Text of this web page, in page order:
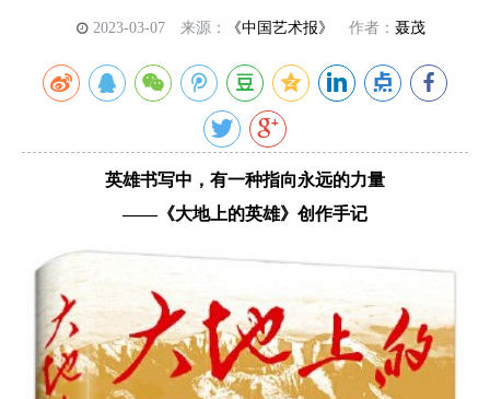
2023-03-07 来源： 《中国艺术报》 作者： 聂茂
英雄书写中，有一种指向永远的力量
——《大地上的英雄》创作手记